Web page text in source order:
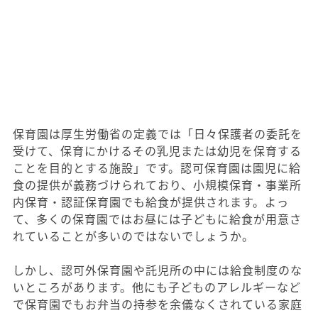
保育園は厚生労働省の定義では「日々保護者の委託を
受けて、保育にかけるその乳児または幼児を保育する
ことを目的とする施設」です。認可保育園は園児に給
食の提供が義務づけられており、小規模保育・事業所
内保育・認証保育園でも給食が提供されます。よっ
て、多くの保育園ではお昼には子どもに給食が用意さ
れていることが多いのではないでしょうか。
しかし、認可外保育園や託児所の中には給食制度のな
いところがあります。他にも子どものアレルギーなど
で保育園でもお弁当の持参を余儀なくされている家庭